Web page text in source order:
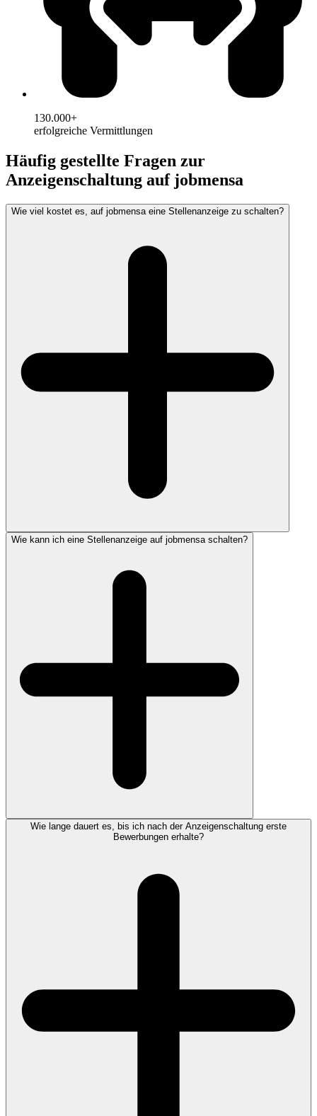
130.000+
erfolgreiche Vermittlungen
Häufig gestellte Fragen zur
Anzeigenschaltung auf jobmensa
Wie viel kostet es, auf jobmensa eine Stellenanzeige zu schalten?
Wie kann ich eine Stellenanzeige auf jobmensa schalten?
Wie lange dauert es, bis ich nach der Anzeigenschaltung erste
Bewerbungen erhalte?